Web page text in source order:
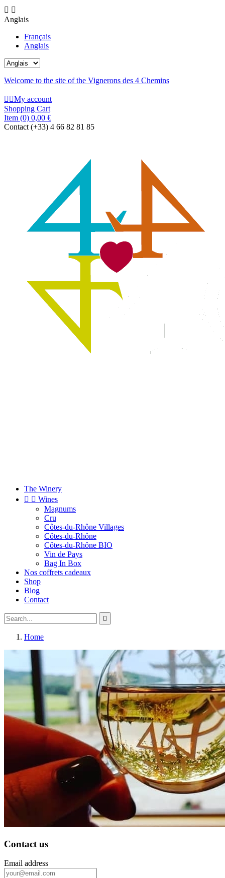
 
Anglais
Français
Anglais
Welcome to the site of the Vignerons des 4 Chemins
 My account
Shopping Cart
Item (0) 0,00 €
Contact (+33) 4 66 82 81 85
The Winery
  Wines
Magnums
Cru
Côtes-du-Rhône Villages
Côtes-du-Rhône
Côtes-du-Rhône BIO
Vin de Pays
Bag In Box
Nos coffrets cadeaux
Shop
Blog
Contact

Home
Contact us
Email address